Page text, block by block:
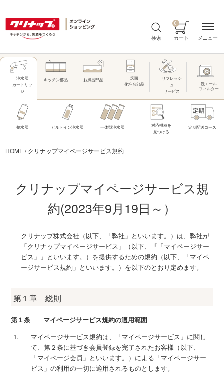
検索 カート
0
浄水器
カートリッ
ジ
キッチン部品 お風呂部品
洗面
化粧台部品
リフレッシ
ュ
サービス
洗エール
フィルター
整水器 ビルトイン浄水器 一体型浄水器
対応機種を
見つける
定期配送コース
HOME/クリナップマイページサービス規約
クリナップマイページサービス規
約(2023年9月19日～）
クリナップ株式会社（以下、「弊社」といいます。）は、弊社が
「クリナップマイページサービス」（以下、『「マイページサー
ビス」』といいます。）を提供するための規約（以下、「マイペ
ージサービス規約」といいます。）を以下のとおり定めます。
第１章 総則
第１条 マイページサービス規約の適用範囲
マイページサービス規約は、「マイページサービス」に関し
て、第２条に基づき会員登録を完了されたお客様（以下、
「マイページ会員」といいます。）による「マイページサー
ビス」の利用の一切に適用されるものとします。
メニュー